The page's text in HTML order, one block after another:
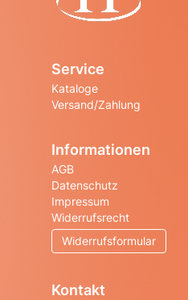
Service
Kataloge
Versand/Zahlung
Informationen
AGB
Datenschutz
Impressum
Widerrufsrecht
Widerrufsformular
Kontakt